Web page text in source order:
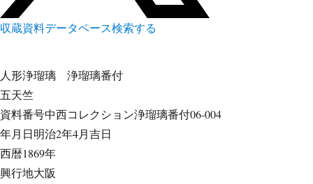
収蔵資料データベース検索する
人形浄瑠璃 浄瑠璃番付
五天竺
資料番号中西コレクション浄瑠璃番付06-004
年月日明治2年4月吉日
西暦1869年
興行地大阪